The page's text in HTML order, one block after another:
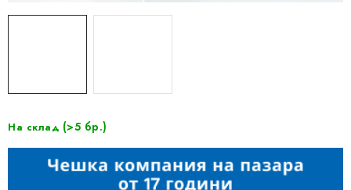
На склад (>5 бр.)